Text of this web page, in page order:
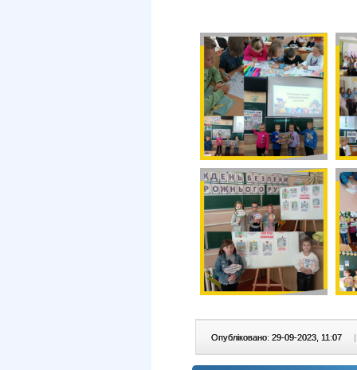
Опубліковано: 29-09-2023, 11:07 |